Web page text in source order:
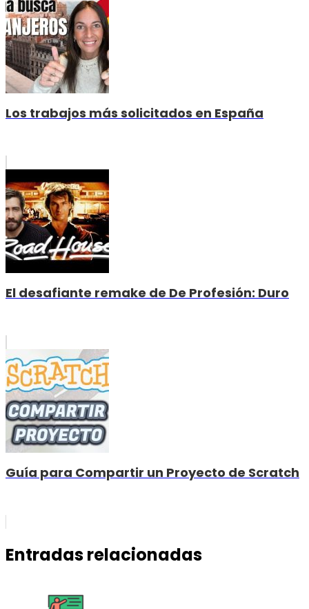
Los trabajos más solicitados en España
El desafiante remake de De Profesión: Duro
Guía para Compartir un Proyecto de Scratch
Entradas relacionadas